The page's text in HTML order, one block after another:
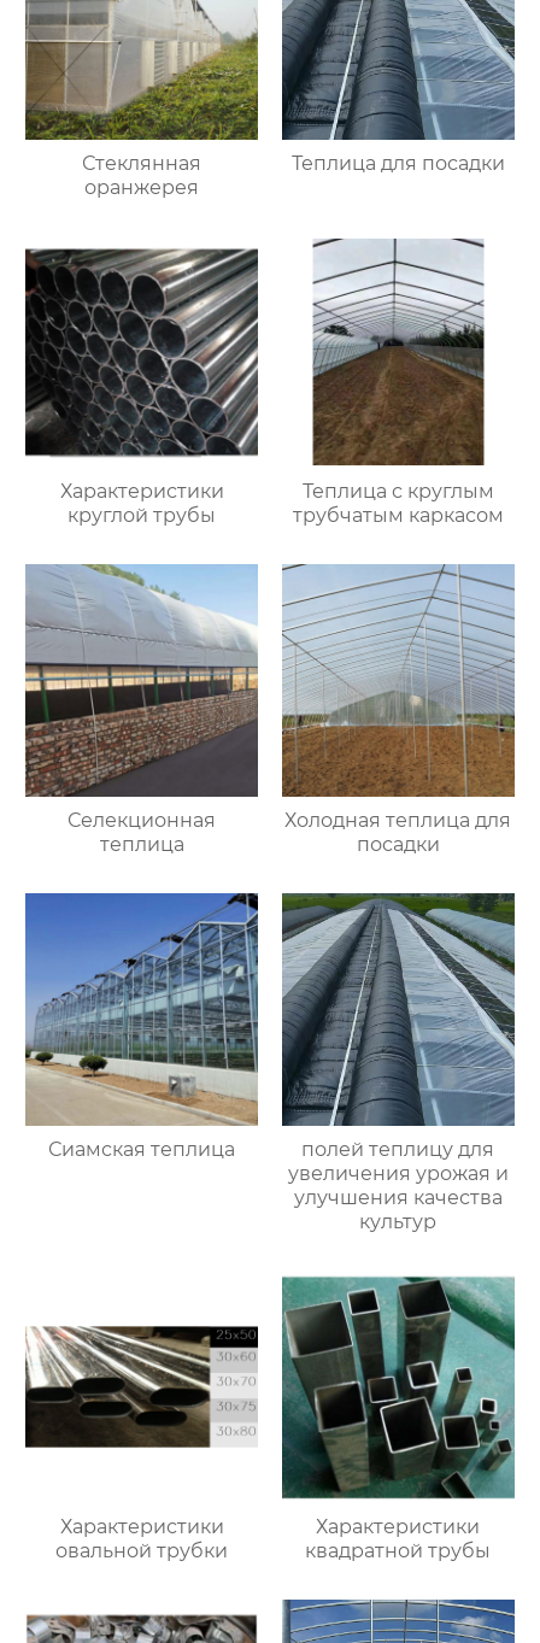
Стеклянная
оранжерея
Теплица для посадки
Характеристики
круглой трубы
Теплица с круглым
трубчатым каркасом
Селекционная
теплица
Холодная теплица для
посадки
Сиамская теплица
полей теплицу для
увеличения урожая и
улучшения качества
культур
Характеристики
овальной трубки
Характеристики
квадратной трубы